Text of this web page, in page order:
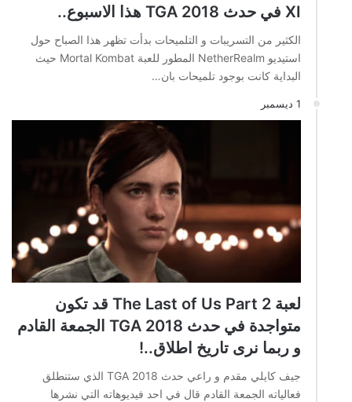
XI في حدث TGA 2018 هذا الاسبوع..
الكثير من التسريبات و التلميحات بدأت تظهر هذا الصباح حول
استيديو NetherRealm المطور للعبة Mortal Kombat حيث
البداية كانت بوجود تلميحات بان…
1 ديسمبر
لعبة The Last of Us Part 2 قد تكون
متواجدة في حدث TGA 2018 الجمعة القادم
و ربما نرى تاريخ اطلاق..!
جيف كايلي مقدم و راعي حدث TGA 2018 الذي ستنطلق
فعالياته الجمعة القادم قال في احد فيديوهاته التي نشرها